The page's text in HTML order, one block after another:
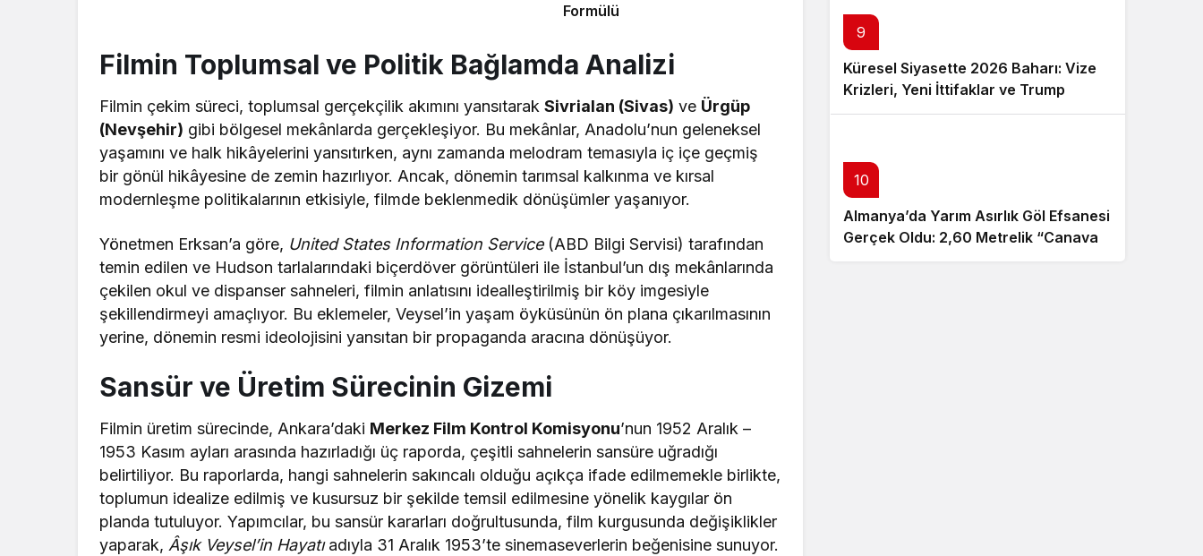
Formülü
Filmin Toplumsal ve Politik Bağlamda Analizi
Filmin çekim süreci, toplumsal gerçekçilik akımını yansıtarakSivrialan (Sivas) ve Ürgüp
(Nevşehir) gibi bölgesel mekânlarda gerçekleşiyor. Bu mekânlar, Anadolu’nun geleneksel
yaşamını ve halk hikâyelerini yansıtırken, aynı zamanda melodram temasıyla iç içe geçmiş
bir gönül hikâyesine de zemin hazırlıyor. Ancak, dönemin tarımsal kalkınma ve kırsal
modernleşme politikalarının etkisiyle, filmde beklenmedik dönüşümler yaşanıyor.
Yönetmen Erksan’a göre, United States Information Service(ABD Bilgi Servisi) tarafından
temin edilen ve Hudson tarlalarındaki biçerdöver görüntüleri ile İstanbul’un dış mekânlarında
çekilen okul ve dispanser sahneleri, filmin anlatısını idealleştirilmiş bir köy imgesiyle
şekillendirmeyi amaçlıyor. Bu eklemeler, Veysel’in yaşam öyküsünün ön plana çıkarılmasının
yerine, dönemin resmi ideolojisini yansıtan bir propaganda aracına dönüşüyor.
Sansür ve Üretim Sürecinin Gizemi
Filmin üretim sürecinde, Ankara’daki Merkez Film Kontrol Komisyonu’nun 1952 Aralık –
1953 Kasım ayları arasında hazırladığı üç raporda, çeşitli sahnelerin sansüre uğradığı
belirtiliyor. Bu raporlarda, hangi sahnelerin sakıncalı olduğu açıkça ifade edilmemekle birlikte,
toplumun idealize edilmiş ve kusursuz bir şekilde temsil edilmesine yönelik kaygılar ön
planda tutuluyor. Yapımcılar, bu sansür kararları doğrultusunda, film kurgusunda değişiklikler
yaparak,Âşık Veysel’in Hayatıadıyla 31 Aralık 1953’te sinemaseverlerin beğenisine sunuyor.
9
Küresel Siyasette 2026 Baharı: Vize
Krizleri, Yeni İttifaklar ve Trump
Tasarısı
10
Almanya’da Yarım Asırlık Göl Efsanesi
Gerçek Oldu: 2,60 Metrelik “Canavar”